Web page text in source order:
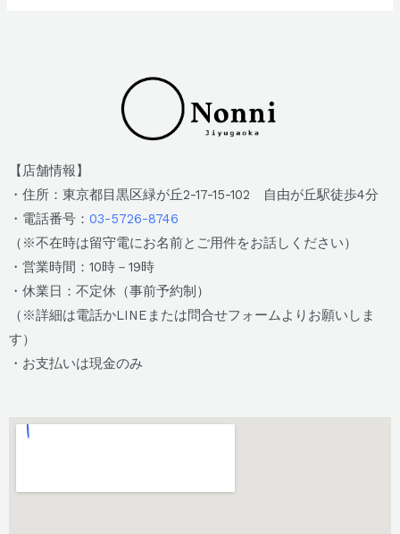
【店舗情報】
・住所：東京都目黒区緑が丘2-17-15-102 自由が丘駅徒歩4分
・電話番号： 03-5726-8746
（※不在時は留守電にお名前とご用件をお話しください）
・営業時間：10時－19時
・休業日：不定休（事前予約制）
（※詳細は電話かLINEまたは問合せフォームよりお願いしま
す）
・お支払いは現金のみ